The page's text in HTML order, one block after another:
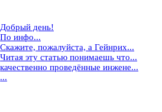
Добрый день!
По инфо...
Скажите, пожалуйста, а Гейнрих...
Читая эту статью понимаешь что...
качественно проведённые инжене...
...